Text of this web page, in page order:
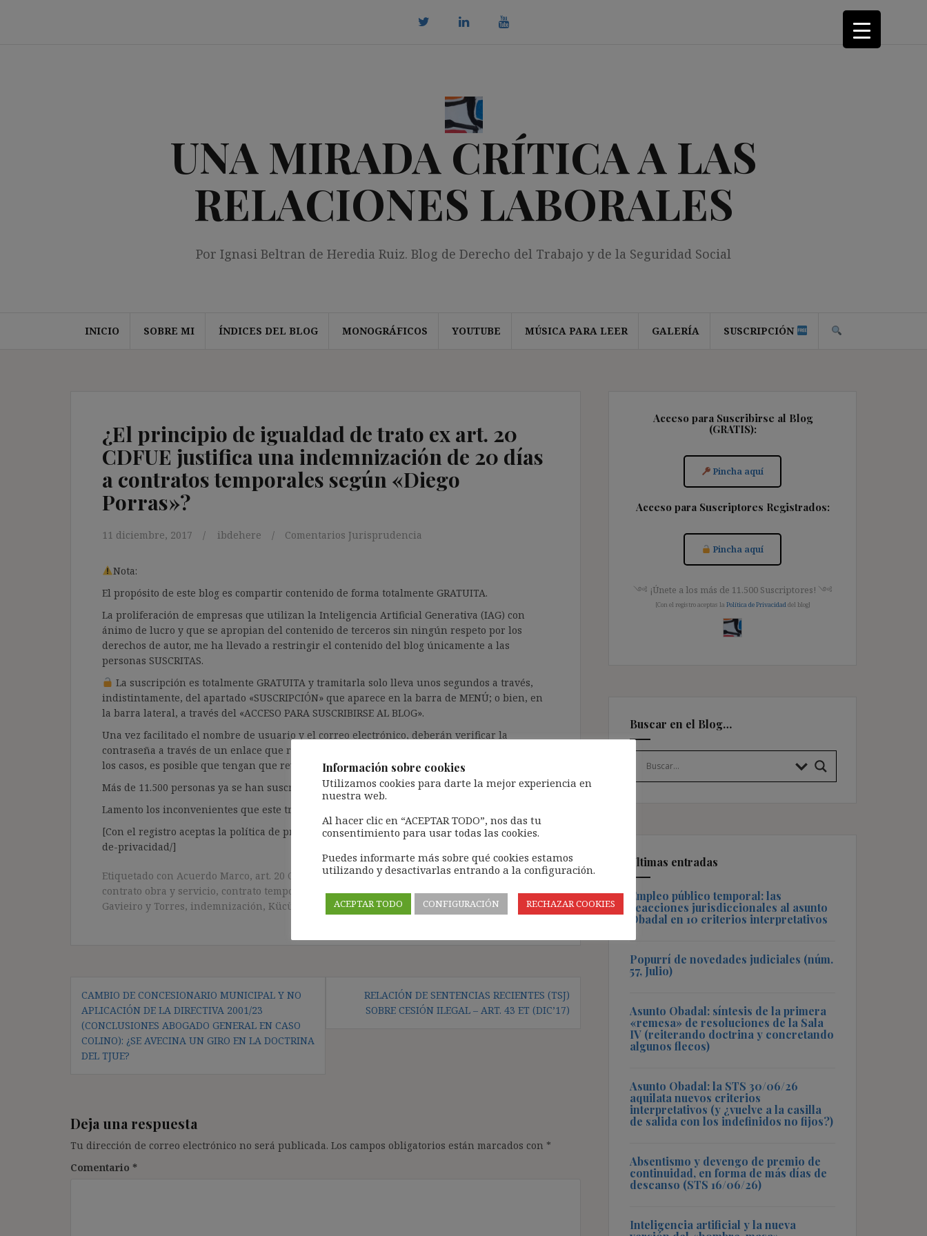
UNA MIRADA CRÍTICA A LAS
RELACIONES LABORALES
Por Ignasi Beltran de Heredia Ruiz. Blog de Derecho del Trabajo y de la Seguridad Social
INICIO SOBRE MI ÍNDICES DEL BLOG MONOGRÁFICOS YOUTUBE MÚSICA PARA LEER GALERÍA SUSCRIPCIÓN
¿El principio de igualdad de trato ex art. 20
CDFUE justifica una indemnización de 20 días
a contratos temporales según «Diego
Porras»?
11 diciembre, 2017 ibdehere Comentarios Jurisprudencia
Nota:
El propósito de este blog es compartir contenido de forma totalmente GRATUITA.
La proliferación de empresas que utilizan la Inteligencia Artificial Generativa (IAG) con
ánimo de lucro y que se apropian del contenido de terceros sin ningún respeto por los
derechos de autor, me ha llevado a restringir el contenido del blog únicamente a las
personas SUSCRITAS.
La suscripción es totalmente GRATUITA y tramitarla solo lleva unos segundos a través,
indistintamente, del apartado «SUSCRIPCIÓN» que aparece en la barra de MENÚ; o bien, en
la barra lateral, a través del «ACCESO PARA SUSCRIBIRSE AL BLOG».
Una vez facilitado el nombre de usuario y el correo electrónico, deberán verificar la
contraseña a través de un enlace que recibirán en el correo electrónico registrado (según
los casos, es posible que tengan que revisar la bandeja de «Spam»).
Más de 11.500 personas ya se han suscrito.
Lamento los inconvenientes que este trámite pueda causar.
[Con el registro aceptas la política de privacidad del blog: https://ignasibeltran.com/politica-
de-privacidad/]
Etiquetado con Acuerdo Marco, art. 20 CDFUE ,Castrejana López,contrato de interinidad,
contrato obra y servicio, contrato temporal de Diego Porras 1,Directiva 1999/70,Fransson,
Gavieiro y Torres, indemnización, Kücükdeveci ,Martínez Andrés Pérez López
de
entradas
CAMBIO DE CONCESIONARIO MUNICIPAL Y NO
APLICACIÓN DE LA DIRECTIVA 2001/23
(CONCLUSIONES ABOGADO GENERAL EN CASO
COLINO): ¿SE AVECINA UN GIRO EN LA DOCTRINA
DEL TJUE?
RELACIÓN DE SENTENCIAS RECIENTES (TSJ)
SOBRE CESIÓN ILEGAL – ART. 43 ET (DIC’17)
Deja una respuesta
Tu dirección de correo electrónico no será publicada. Los campos obligatorios están marcados con *
Comentario *
Acceso para Suscribirse al Blog
(GRATIS):
Pincha aquí
Acceso para Suscriptores Registrados:
Pincha aquí
༺ ¡Únete a los más de 11.500 Suscriptores! ༺
[Con el registro aceptas la Política de Privacidad del blog]
Buscar en el Blog…
Últimas entradas
Empleo público temporal: las
reacciones jurisdiccionales al asunto
Obadal en 10 criterios interpretativos
Popurrí de novedades judiciales (núm.
57, Julio)
Asunto Obadal: síntesis de la primera
«remesa» de resoluciones de la Sala
IV (reiterando doctrina y concretando
algunos flecos)
Asunto Obadal: la STS 30/06/26
aquilata nuevos criterios
interpretativos (y ¿vuelve a la casilla
de salida con los indefinidos no fijos?)
Absentismo y devengo de premio de
continuidad, en forma de más días de
descanso (STS 16/06/26)
Inteligencia artificial y la nueva
Información sobre cookies
Utilizamos cookies para darte la mejor experiencia en
nuestra web.
Al hacer clic en “ACEPTAR TODO”, nos das tu
consentimiento para usar todas las cookies.
Puedes informarte más sobre qué cookies estamos
utilizando y desactivarlas entrando a la configuración.
ACEPTAR TODO CONFIGURACIÓN RECHAZAR COOKIES